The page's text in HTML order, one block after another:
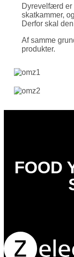
Dyrevelfærd er
skat­kammer,
Derfor skal
Af samme
produkter.
FOOD